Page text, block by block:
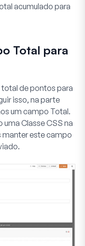
acumulado para
Total para
total de pontos para
isso, na parte
um campo Total.
uma Classe CSS na
manter este campo